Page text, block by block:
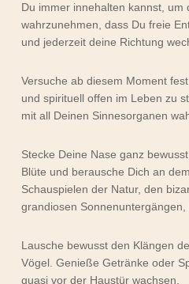
Du immer innehalten kannst, um
wahrzunehmen, dass Du freie
und jederzeit deine Richtung
Versuche ab diesem Moment
und spirituell offen im Leben zu
mit all Deinen Sinnesorganen
Stecke Deine Nase ganz
Blüte und berausche Dich an
Schauspielen der Natur, den
grandiosen Sonnenuntergängen,
Lausche bewusst den Klängen
Vögel. Genieße Getränke oder
quasi vor der Haustür wachsen.